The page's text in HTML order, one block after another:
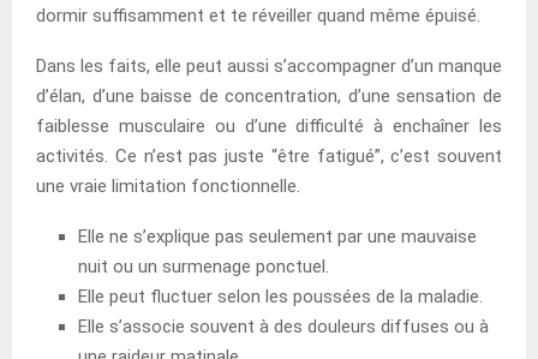
dormir suffisamment et te réveiller quand même épuisé.
Dans les faits, elle peut aussi s’accompagner d’un manque
d’élan, d’une baisse de concentration, d’une sensation de
faiblesse musculaire ou d’une difficulté à enchaîner les
activités. Ce n’est pas juste “être fatigué”, c’est souvent
une vraie limitation fonctionnelle.
Elle ne s’explique pas seulement par une mauvaise
nuit ou un surmenage ponctuel.
Elle peut fluctuer selon les poussées de la maladie.
Elle s’associe souvent à des douleurs diffuses ou à